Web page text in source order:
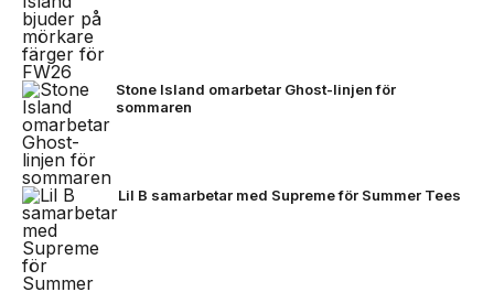
Stone Island omarbetar Ghost-linjen för
sommaren
Lil B samarbetar med Supreme för Summer Tees